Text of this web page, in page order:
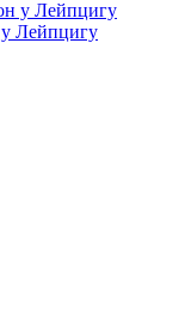
у Лейпцигу